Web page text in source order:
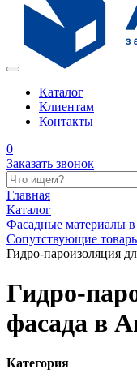
Каталог
Клиентам
Контакты
0
Заказать звонок
Поиск по каталогу
Главная
Каталог
Фасадные материалы
Сопутствующие
Гидро-пароизоляция
Гидро-
фасада в
Категория